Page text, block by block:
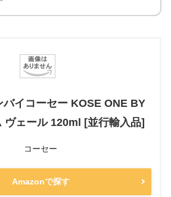
バイコーセー KOSE ONE BY
ヴェール 120ml [並行輸入品]
コーセー
Amazonで探す